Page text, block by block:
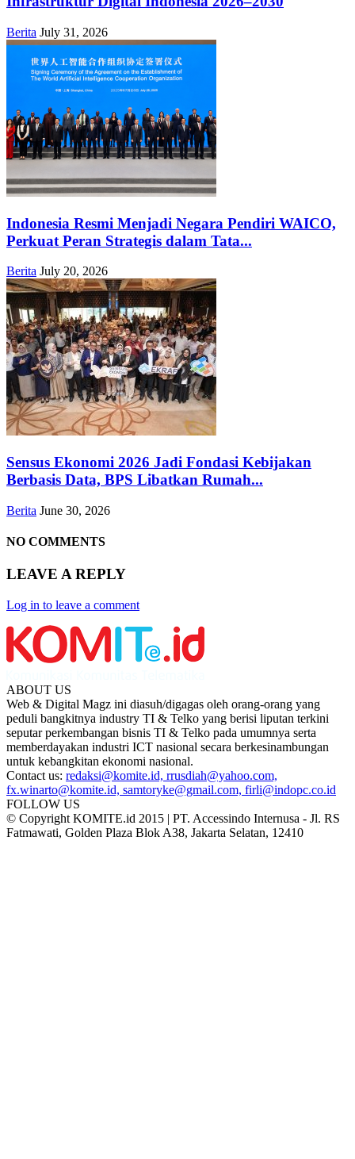
Berita July 31, 2026
Indonesia Resmi Menjadi Negara Pendiri WAICO,
Perkuat Peran Strategis dalam Tata...
Berita July 20, 2026
Sensus Ekonomi 2026 Jadi Fondasi Kebijakan
Berbasis Data, BPS Libatkan Rumah...
Berita June 30, 2026
NO COMMENTS
LEAVE A REPLY
Log in to leave a comment
ABOUT US
Web & Digital Magz ini diasuh/digagas oleh orang-orang yang
peduli bangkitnya industry TI & Telko yang berisi liputan terkini
seputar perkembangan bisnis TI & Telko pada umumnya serta
memberdayakan industri ICT nasional secara berkesinambungan
untuk kebangkitan ekonomi nasional.
Contact us: redaksi@komite.id, rrusdiah@yahoo.com,
fx.winarto@komite.id, samtoryke@gmail.com, firli@indopc.co.id
FOLLOW US
© Copyright KOMITE.id 2015 | PT. Accessindo Internusa - Jl. RS
Fatmawati, Golden Plaza Blok A38, Jakarta Selatan, 12410